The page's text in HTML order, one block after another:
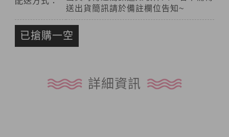
送出貨簡訊請於備註欄位告知~
已搶購一空
詳細資訊